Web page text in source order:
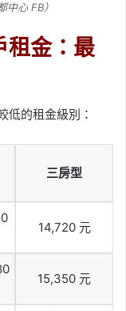
心 FB）
租金：最
低的租金級別：
三房型
14,720 元
15,350 元